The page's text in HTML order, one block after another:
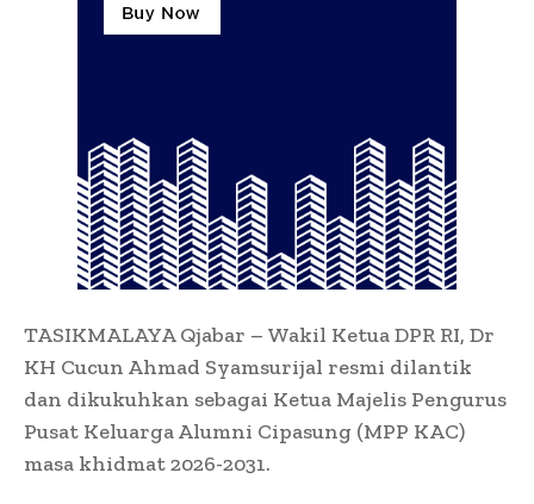
TASIKMALAYA Qjabar – Wakil Ketua DPR RI, Dr
KH Cucun Ahmad Syamsurijal resmi dilantik
dan dikukuhkan sebagai Ketua Majelis Pengurus
Pusat Keluarga Alumni Cipasung (MPP KAC)
masa khidmat 2026-2031.